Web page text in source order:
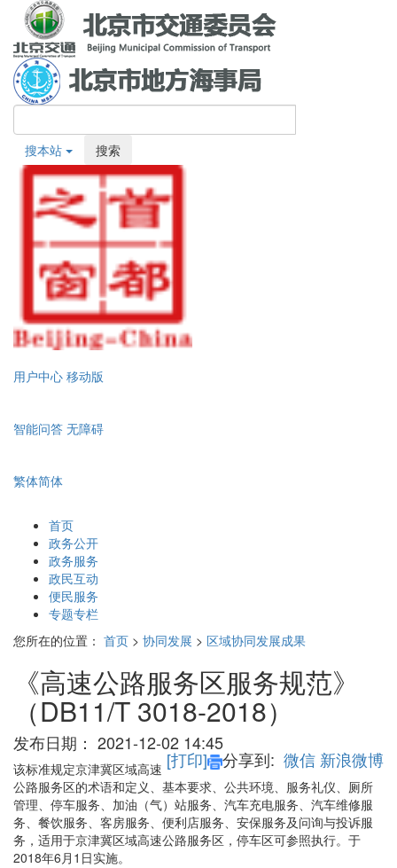
搜本站 搜索
用户中心 移动版
智能问答 无障碍
繁体简体
首页
政务公开
政务服务
政民互动
便民服务
专题专栏
您所在的位置： 首页 > 协同发展 > 区域协同发展成果
《高速公路服务区服务规范》
（DB11/T 3018-2018）
发布日期： 2021-12-02 14:45
[打印] 分享到: 微信 新浪微博
该标准规定京津冀区域高速
公路服务区的术语和定义、基本要求、公共环境、服务礼仪、厕所
管理、停车服务、加油（气）站服务、汽车充电服务、汽车维修服
务、餐饮服务、客房服务、便利店服务、安保服务及问询与投诉服
务，适用于京津冀区域高速公路服务区，停车区可参照执行。于
2018年6月1日实施。